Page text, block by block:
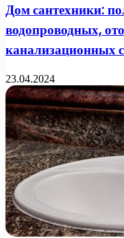
Дом сантехники:
водопроводных,
канализационных
23.04.2024